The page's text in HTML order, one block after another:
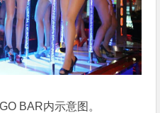
BAR内示意图。